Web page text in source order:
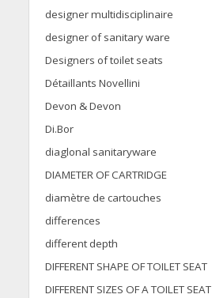
designer multidisciplinaire
designer of sanitary ware
Designers of toilet seats
Détaillants Novellini
Devon & Devon
Di.Bor
diaglonal sanitaryware
DIAMETER OF CARTRIDGE
diamètre de cartouches
differences
different depth
DIFFERENT SHAPE OF TOILET SEAT
DIFFERENT SIZES OF A TOILET SEAT